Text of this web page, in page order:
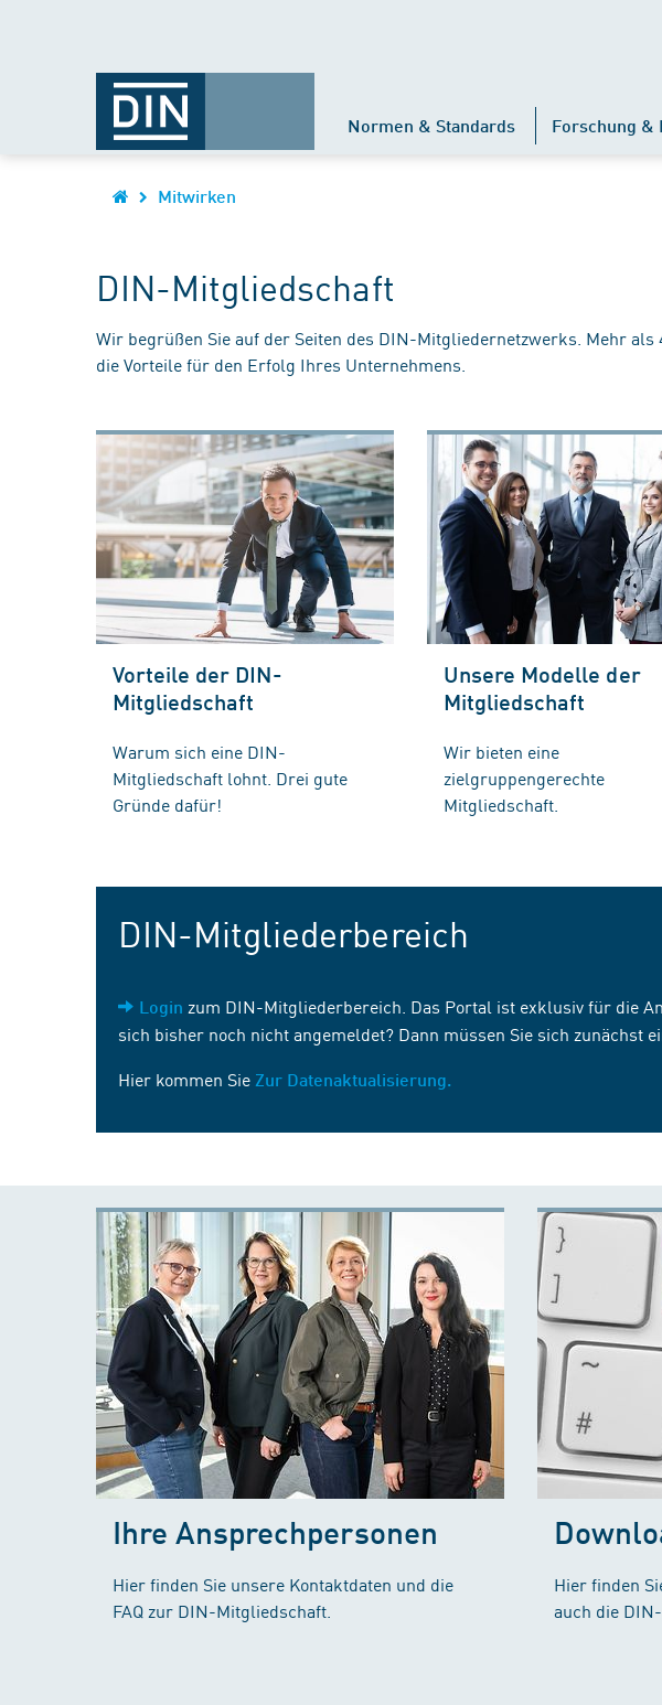
Normen & Standards Forschung &
Mitwirken
DIN-Mitgliedschaft
Wir begrüßen Sie auf der Seiten des DIN-Mitgliedernetzwerks. Mehr
die Vorteile für den Erfolg Ihres Unternehmens.
Vorteile der DIN-
Mitgliedschaft
Warum sich eine DIN-
Mitgliedschaft lohnt. Drei gute
Gründe dafür!
Unsere Modelle der
Mitgliedschaft
Wir bieten eine
zielgruppengerechte
Mitgliedschaft.
DIN-Mitgliederbereich
Login zum DIN-Mitgliederbereich. Das Portal ist exklusiv für die
sich bisher noch nicht angemeldet? Dann müssen Sie sich zunächst
Hier kommen Sie Zur Datenaktualisierung.
Ihre Ansprechpersonen
Hier finden Sie unsere Kontaktdaten und die
FAQ zur DIN-Mitgliedschaft.
Hier finden
auch die